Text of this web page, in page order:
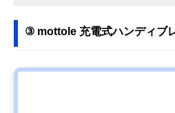
③ mottole 充電式ハンディブ